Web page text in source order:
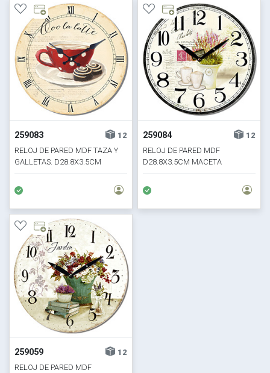
259083
12
RELOJ DE PARED MDF TAZA Y
GALLETAS. D28.8X3.5CM
259084
12
RELOJ DE PARED MDF
D28.8X3.5CM MACETA
259059
12
RELOJ DE PARED MDF